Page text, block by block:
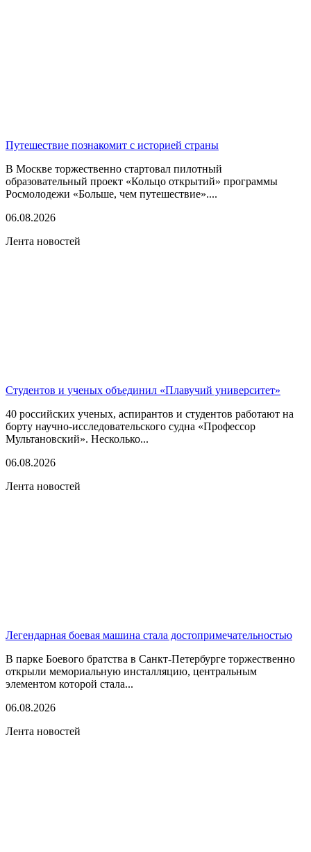
Путешествие познакомит с историей страны
В Москве торжественно стартовал пилотный
образовательный проект «Кольцо открытий» программы
Росмолодежи «Больше, чем путешествие»....
06.08.2026
Лента новостей
Студентов и ученых объединил «Плавучий университет»
40 российских ученых, аспирантов и студентов работают на
борту научно-исследовательского судна «Профессор
Мультановский». Несколько...
06.08.2026
Лента новостей
Легендарная боевая машина стала достопримечательностью
В парке Боевого братства в Санкт-Петербурге торжественно
открыли мемориальную инсталляцию, центральным
элементом которой стала...
06.08.2026
Лента новостей